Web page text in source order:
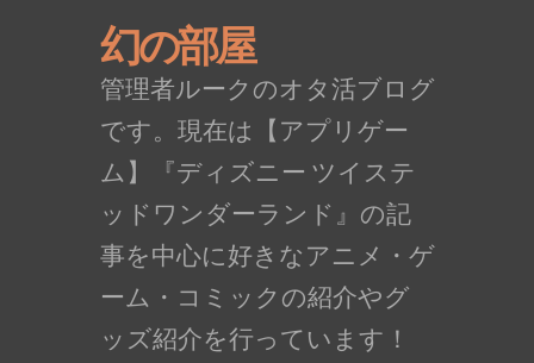
幻の部屋
管理者ルークのオタ活ブログ
です。現在は【アプリゲー
ム】『ディズニー ツイステ
ッドワンダーランド』の記
事を中心に好きなアニメ・ゲ
ーム・コミックの紹介やグ
ッズ紹介を行っています！